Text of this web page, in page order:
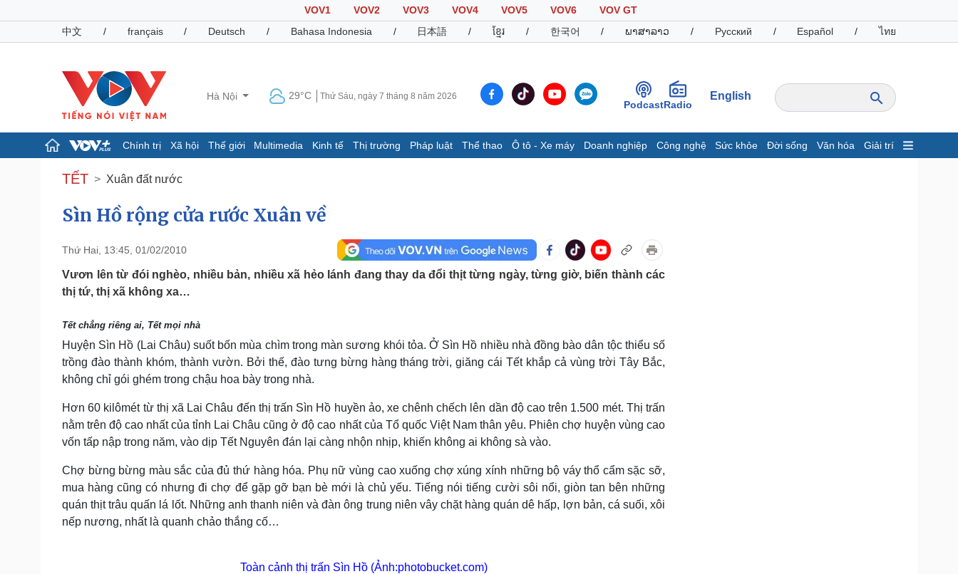
VOV1 VOV2 VOV3 VOV4 VOV5 VOV6
VOV GT
中文
/ français / Deutsch / Bahasa Indonesia / 日本語 / ខ្មែរ / 한국어 / ພາສາລາວ / Русский / Español / ไทย
Hà Nội 29°C Thứ Sáu, ngày 7 tháng 8 năm 2026
PodcastRadio
English
Chính trị Xã hội Thế giới Multimedia Kinh tế Thị trường Pháp luật Thể thao Ô tô - Xe máy Doanh nghiệp Công nghệ Sức khỏe Đời sống Văn hóa Giải trí
Chính trị
Tổ chức nhân sự
Quốc hội
Dự báo thời tiết
Giáo dục
Biển đảo
Infographic
Pháp luật
Tin nóng
Tư vấn luật
Phân tích
Thế giới thể thao
eSports
Hậu trường
Tư vấn
Doanh nhân
Vì cộng đồng
Dinh dưỡng - món ngon
Cây thuốc
Sản phụ khoa
Nam khoa
Làm đẹp - giảm cân
Phòng mạch online
Ăn sạch sống khỏe
Nhà đẹp
Blog
Tình yêu - Gia đình
Sân khấu - Điện ảnh
Văn học
Âm nhạc
Nghệ sĩ
Thời trang
Sao Việt
Tư vấn
Săn Tour
TẾT Xuân đất nước
Sìn Hồ rộng cửa rước Xuân về
Thứ Hai, 13:45, 01/02/2010
Vươn lên từ đói nghèo, nhiều bản, nhiều xã hẻo lánh đang thay da đổi thịt từng ngày, từng giờ, biến thành các
thị tứ, thị xã không xa…
Tết chẳng riêng ai, Tết mọi nhà
Huyện Sìn Hồ (Lai Châu) suốt bốn mùa chìm trong màn sương khói tỏa. Ở Sìn Hồ nhiều nhà đồng bào dân tộc thiểu số
trồng đào thành khóm, thành vườn. Bởi thế, đào tưng bừng hàng tháng trời, giăng cái Tết khắp cả vùng trời Tây Bắc,
không chỉ gói ghém trong chậu hoa bày trong nhà.
Hơn 60 kilômét từ thị xã Lai Châu đến thị trấn Sìn Hồ huyền ảo, xe chênh chếch lên dần độ cao trên 1.500 mét. Thị trấn
nằm trên độ cao nhất của tỉnh Lai Châu cũng ở độ cao nhất của Tổ quốc Việt Nam thân yêu. Phiên chợ huyện vùng cao
vốn tấp nập trong năm, vào dịp Tết Nguyên đán lại càng nhộn nhịp, khiến không ai không sà vào.
Chợ bừng bừng màu sắc của đủ thứ hàng hóa. Phụ nữ vùng cao xuống chợ xúng xính những bộ váy thổ cẩm sặc sỡ,
mua hàng cũng có nhưng đi chợ để gặp gỡ bạn bè mới là chủ yếu. Tiếng nói tiếng cười sôi nổi, giòn tan bên những
quán thịt trâu quấn lá lốt. Những anh thanh niên và đàn ông trung niên vây chặt hàng quán dê hấp, lợn bản, cá suối, xôi
nếp nương, nhất là quanh chảo thắng cố…
Toàn cảnh thị trấn Sìn Hồ (Ảnh:photobucket.com)